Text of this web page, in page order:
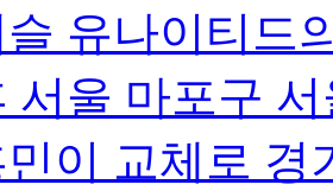
유나이티드
서울 마포구
이 교체로 경